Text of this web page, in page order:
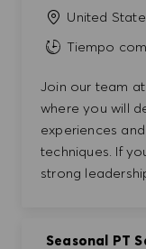
United
Tiempo
Join our team at
where you will
experiences
techniques. If
strong
Seasonal PT